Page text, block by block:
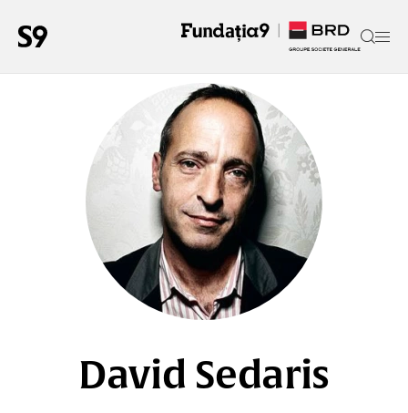
David Sedaris